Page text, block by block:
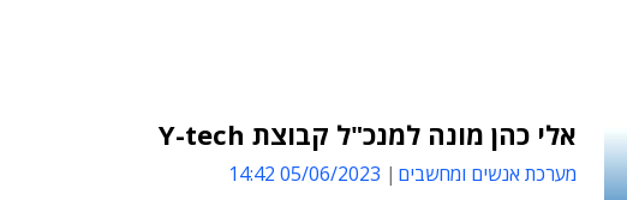
אלי כהן מונה למנכ"ל קבוצת Y-tech
מערכת אנשים ומחשבים 05/06/2023 14:42